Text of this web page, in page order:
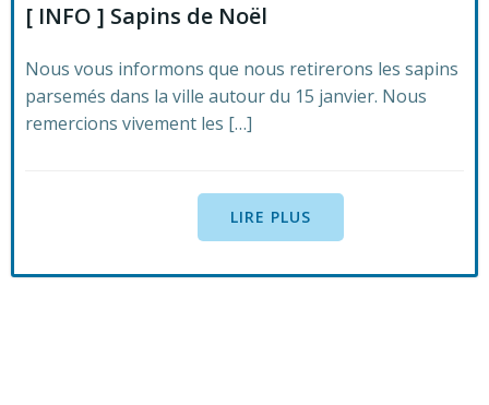
[ INFO ] Sapins de Noël
Nous vous informons que nous retirerons les sapins
parsemés dans la ville autour du 15 janvier. Nous
remercions vivement les […]
LIRE PLUS